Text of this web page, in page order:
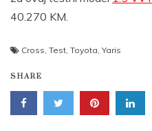
40.270 KM.
Cross Test Toyota Yaris
SHARE